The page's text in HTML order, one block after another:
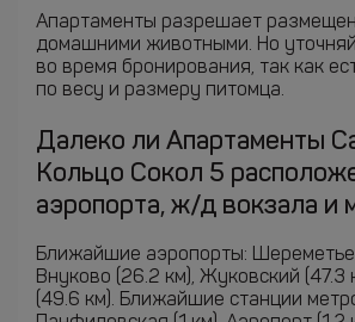
Апартаменты разрешает
домашними животными. Но
во время бронирования, так как
по весу и размеру питомца.
Далеко ли Апартаменты
Кольцо Сокол 5
аэропорта, ж/д вокзала и
Ближайшие аэропорты:
Внуково (26.2 км), Жуковский
(49.6 км). Ближайшие станции